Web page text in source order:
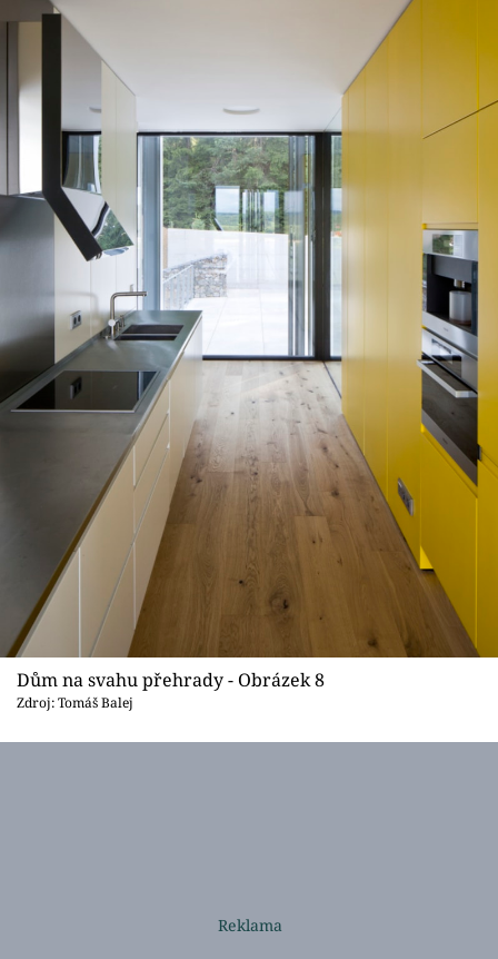
Dům na svahu přehrady - Obrázek 8
Zdroj: Tomáš Balej